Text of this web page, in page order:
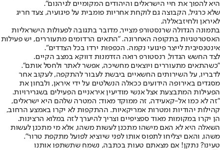
היא להפוך את חיי הישראלים והיהודים המקומיים לגיהנום".
שלא כרגיל, הקבוצה גם לוקחת אחריות פומבית על פיגועיה, צעד חריג
לאיראן ולחיזבאללה.
בתמונה הגדולה שרנסטורפ מצייר, מדובר בתגובה לפעולות הישראליות
האסטרטגיות בתקופה האחרונה. "התאים הרדומים מתעוררים, יש פעילות
אינטנסיבית לייצר פיגועי נקמה. הכפפות ירדו בכל הצדדים".
לצד החשש הגדול, רנסטורפ רואה הזדמנות דווקא במצב הקיים.
״כשהתאים מתעוררים ויוצאים מחשיכה, אפשר לאתר ולחסל אותם".
לדבריו, על השירותים החשאיים ביבשת לעבור להתקפה, לעקוב אחר
מסגדים באירופה הידועים ככאלה הנשלטים על ידי איראן, ולבחון את
הפעילות המתבצעת אצל אנשי מודיעין איראניים הפעילים בשגרירויות.
״זה לא כמו אל-קאעידה, זה ממוקד מאוד: המטרה שלהם היא ישראלים,
קהילות יהודיות ומטרות אמריקאיות. ההתקפות לא יקרו באמצע הרחוב,
הן יקרו במקומות מאוד ספציפיים וצריך להיערך לזה במלוא הרצינות.
השאלה היא לא האם מישהו מתכנן לעשות משהו, אלא מי מתכנן לעשות
משהו, והאם יצליחו לתפוס אותו לפני שיוציא לפועל מתקפת טרור".
טעינו? נתקן! אם מצאתם טעות בכתבה, נשמח שתשתפו אותנו